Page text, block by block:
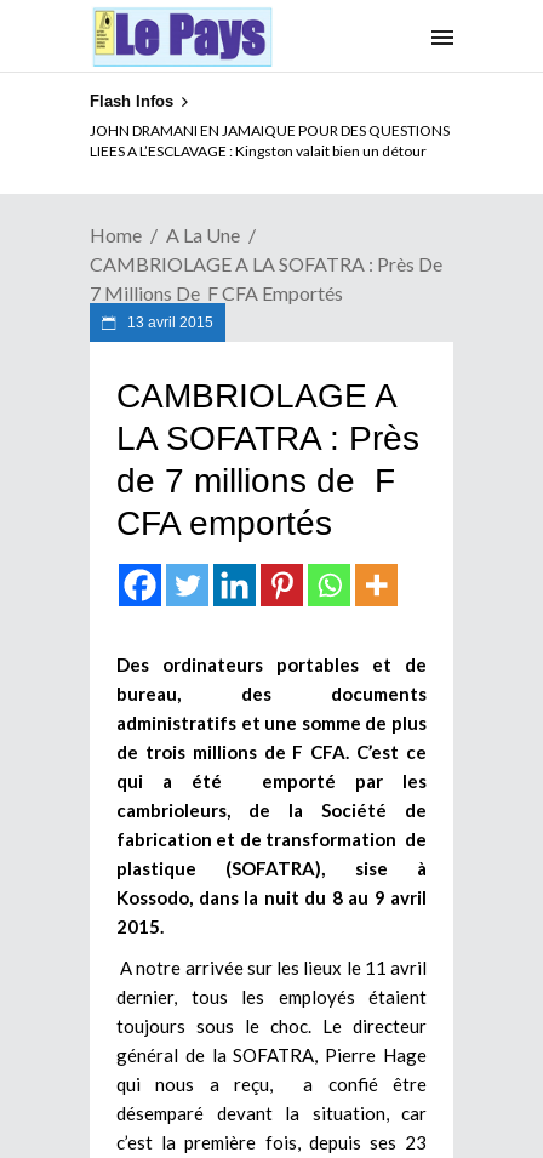
Flash Infos
JOHN DRAMANI EN JAMAIQUE POUR DES QUESTIONS
LIEES A L’ESCLAVAGE : Kingston valait bien un détour
Home
A La Une
CAMBRIOLAGE A LA SOFATRA : Près De
7 Millions De F CFA Emportés
13 avril 2015
CAMBRIOLAGE A
LA SOFATRA : Près
de 7 millions de F
CFA emportés
Des ordinateurs portables et de
bureau, des documents
administratifs et une somme de plus
de trois millions de F CFA. C’est ce
qui a été emporté par les
cambrioleurs, de la Société de
fabrication et de transformation de
plastique (SOFATRA), sise à
Kossodo, dans la nuit du 8 au 9 avril
2015.
A notre arrivée sur les lieux le 11 avril
dernier, tous les employés étaient
toujours sous le choc. Le directeur
général de la SOFATRA, Pierre Hage
qui nous a reçu, a confié être
désemparé devant la situation, car
c’est la première fois, depuis ses 23